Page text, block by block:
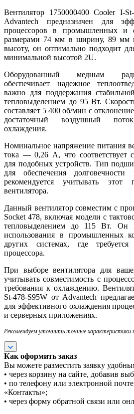
Вентилятор 1750000400 Cooler I-
Advantech предназначен для
процессоров в промышленных и
размерами 74 мм в ширину, 89 мм
высоту, он оптимально подходит
минимальной высотой 2U.
Оборудованный медным
обеспечивает надежное
важно для поддержания
тепловыделением до 95 Вт.
составляет 5 400 об/мин с
достаточный воздушный
охлаждения.
Номинальное напряжение питания
тока — 0,26 А, что соответствует
для подобных устройств. Тип
для обеспечения
рекомендуется учитывать
вентилятора.
Данный вентилятор совместим с
Socket 478, включая модели с
тепловыделением до 115 Вт. Он
использования в промышленных
других системах, где
процессора.
При выборе вентилятора для
учитывать совместимость с
требования к охлаждению.
St-478-S95W от Advantech
для эффективного охлаждения
и серверных приложениях.
Рекомендуем уточнить точные характеристики
Как оформить заказ
Вы можете разместить заявку
• через корзину на сайте, добавив
• по телефону или электронной
«Контакты»;
• через форму обратной связи или